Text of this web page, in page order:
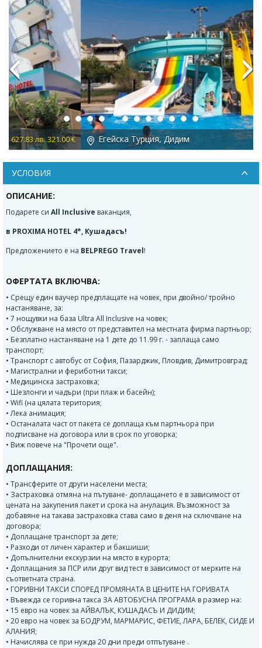
Егейска Турция, Дидим 753.00 лв. 385.00 €
Previous Next
УСЛОВИЯ
ОПИСАНИЕ:
Подарете си All Inclusive ваканция,
в PROXIMA HOTEL 4*, Кушадасъ!
Предложението е на BELPREGO Travel!
ОФЕРТАТА ВКЛЮЧВА:
• Срещу един ваучер предплащате на човек, при двойно/ тройно
настаняване, за:
• 7 нощувки на база Ultra All Inclusive на човек;
• Обслужване на място от представител на местната фирма партньор;
• Безплатно настаняване на 1 дете до 11.99 г. - заплаща само
транспорт;
• Транспорт с автобус от София, Пазарджик, Пловдив, Димитровград;
• Магистрални и фериботни такси;
• Медицинска застраховка;
• Шезлонги и чадъри (при плаж и басейн);
• Wifi (на цялата територия;
• Лека анимация;
• Останалата част от пакета се доплаща към партньора при
подписване на договора или в срок по уговорка;
• Виж повече на "Прочети още".
ДОПЛАЩАНИЯ:
• Трансферите от други населени места;
• Застраховка отмяна на пътуване- доплащането е в зависимост от
цената на закупения пакет и срока на анулация. Възможност за
добавяне на такава застраховка става само в деня на сключване на
договора;
• Доплащане транспорт за дете;
• Разходи от личен характер и бакшиши;
• Допълнителни екскурзии на място в курорта;
• Доплащания за ПСР или друг вид тест в зависимост от мерките на
съответната страна.
• ГОРИВНИ ТАКСИ СПОРЕД ПРОМЯНАТА В ЦЕНИТЕ НА ГОРИВАТА
• Въвежда се горивна такса ЗА АВТОБУСНА ПРОГРАМА в размер на:
• 15 евро на човек за АЙВАЛЪК, КУШАДАСЪ И ДИДИМ;
• 20 евро на човек за БОДРУМ, МАРМАРИС, ФЕТИЕ, ЛАРА, БЕЛЕК, СИДЕ И
АЛАНИЯ;
• Начислява се при нужда 20 дни преди отпътуване .